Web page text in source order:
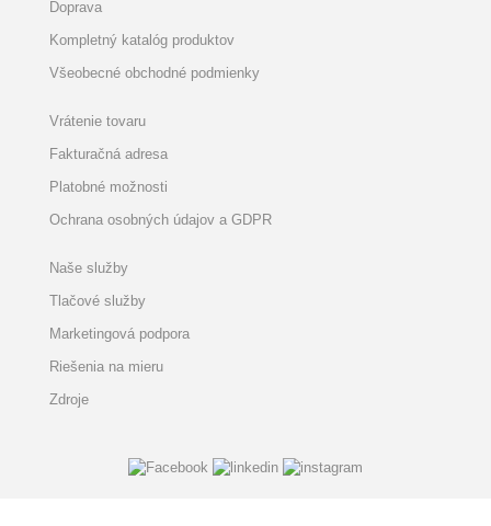
Doprava
Kompletný katalóg produktov
Všeobecné obchodné podmienky
Vrátenie tovaru
Fakturačná adresa
Platobné možnosti
Ochrana osobných údajov a GDPR
Naše služby
Tlačové služby
Marketingová podpora
Riešenia na mieru
Zdroje